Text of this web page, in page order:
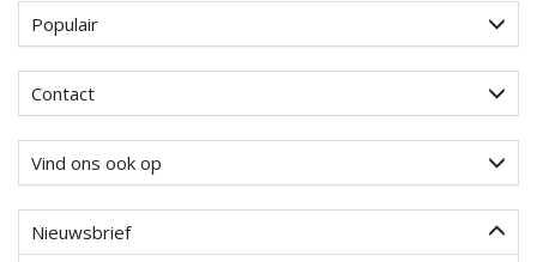
Populair
Contact
Vind ons ook op
Nieuwsbrief